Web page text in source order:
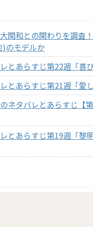
関和との関わりを調査
)のモデルか
とあらすじ第22週「喜
とあらすじ第21週「愛
ネタバレとあらすじ【
とあらすじ第19週「黎